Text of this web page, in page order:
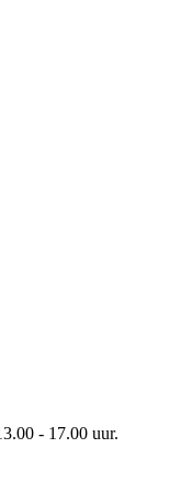
- 17.00 uur.